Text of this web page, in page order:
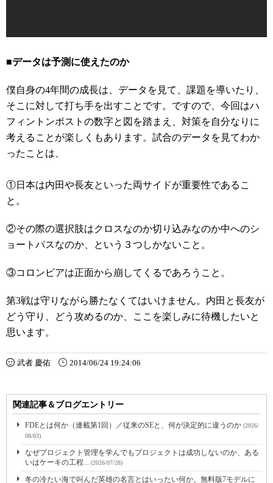
■データは予測に使えたのか
僕自身の4年間の成長は、データを見て、課題を導いたり、
そこに対して打ち手を出すことです。ですので、今回はハ
フィントンポストの数字と図を踏まえ、対策を自分なりに
考えることが楽しくもあります。試合のデータを見てわか
ったことは、
①日本は内田や長友といった両サイドが重要性であるこ
と。
②その際の選択肢はクロスなのか切り込みなのか中へのシ
ョートパスなのか、という３つしかないこと。
③コロンビアは正面から崩してくるであろうこと。
第3戦は守りながら勝たなくてはいけません。内田と長友が
どう守り、どう攻めるのか、ここを楽しみに待機したいと
思います。
武者 慶佑 2014/06/24 19:24:06
関連記事＆ブログエントリー
FDEとは何か（連載第1回）／従来のSEと、何が決定的に違うのか (2026/
08/03)
なぜプロジェクト管理を学んでもプロジェクトは成功しないのか、ある
いはケーキの工程... (2026/07/28)
冬の冷たい海で叫んだ英雄の名言とはいったい何か。無料版7モデルに